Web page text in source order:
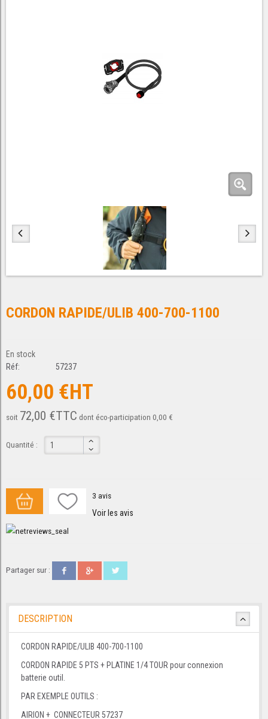
CORDON RAPIDE/ULIB 400-700-1100
En stock
Réf:
57237
60,00 €HT
soit 72,00 €TTC dont éco-participation 0,00 €
Quantité :
3 avis
Voir les avis
Partager sur :
DESCRIPTION
CORDON RAPIDE/ULIB 400-700-1100
CORDON RAPIDE 5 PTS + PLATINE 1/4 TOUR pour connexion
batterie outil.
PAR EXEMPLE OUTILS :
AIRION + CONNECTEUR 57237